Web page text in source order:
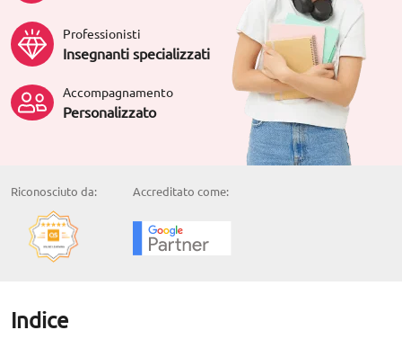
Professionisti
Insegnanti specializzati
Accompagnamento
Personalizzato
Riconosciuto da: Accreditato come:
Indice